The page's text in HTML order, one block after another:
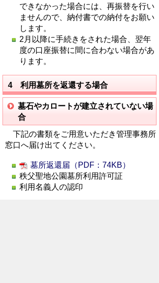
できなかった場合には、再振替を行い
ませんので、納付書での納付をお願い
します。
2月以降に手続きをされた場合、翌年
度の口座振替に間に合わない場合があ
ります。
4 利用墓所を返還する場合
墓石やカロートが建立されていない場
合
下記の書類をご用意いただき管理事務所
窓口へ届け出てください。
墓所返還届（PDF：74KB）
秩父聖地公園墓所利用許可証
利用名義人の認印